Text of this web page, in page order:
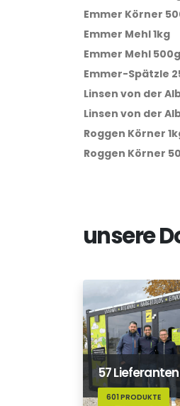
Emmer Körner
Emmer Mehl 1kg
Emmer Mehl 500g
Emmer-Spätzle
Linsen von der
Linsen von der
Roggen Körner
Roggen Körner
unsere
57 Lieferanten
601 PRODUKTE